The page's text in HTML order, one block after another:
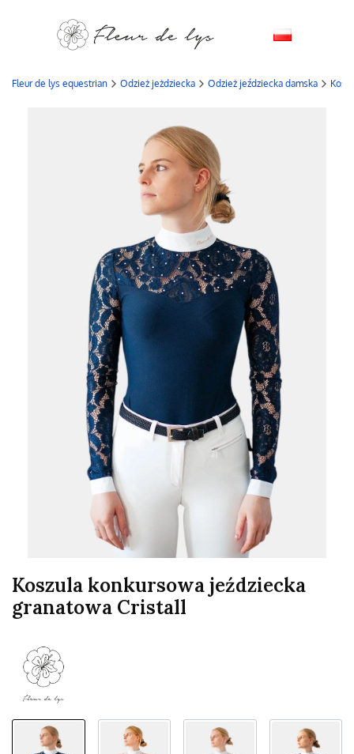
Fleur de lys equestrian Odzież jeżdziecka Odzież jeździecka damska
Koszula konkursowa jeździecka
granatowa Cristall